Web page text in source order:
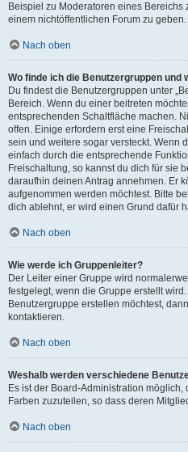
Beispiel zu Moderatoren eines Bereichs
einem nichtöffentlichen Forum zu geben.
Nach oben
Wo finde ich die Benutzergruppen und
Du findest die Benutzergruppen unter
Bereich. Wenn du einer beitreten
entsprechenden Schaltfläche machen.
offen. Einige erfordern erst eine
sein und weitere sogar versteckt. Wenn
einfach durch die entsprechende
Freischaltung, so kannst du dich für sie
daraufhin deinen Antrag annehmen. Er
aufgenommen werden möchtest. Bitte
dich ablehnt, er wird einen Grund dafür
Nach oben
Wie werde ich Gruppenleiter?
Der Leiter einer Gruppe wird
festgelegt, wenn die Gruppe erstellt
Benutzergruppe erstellen möchtest,
kontaktieren.
Nach oben
Weshalb werden verschiedene
Es ist der Board-Administration
Farben zuzuteilen, so dass deren
Nach oben